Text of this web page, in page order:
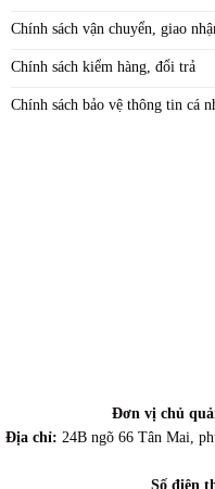
Chính sách vận chuyển, giao
Chính sách kiểm hàng, đổi trả
Chính sách bảo vệ thông tin cá
Đơn vị chủ
Địa chỉ: 24B ngõ 66 Tân Mai,
Số điện